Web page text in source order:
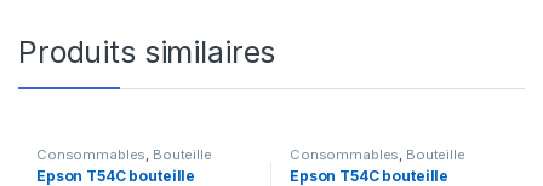
Produits similaires
Consommables Bouteille
d'encre ,Consommables
Sublimation & DTF,Epson
Epson T54C bouteille
Consommables Bouteille
d'encre ,Epson Fournitures
d'impression
Epson T54C bouteille